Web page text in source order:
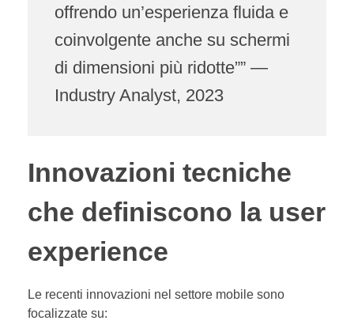
offrendo un’esperienza fluida e
coinvolgente anche su schermi
di dimensioni più ridotte”” —
Industry Analyst, 2023
Innovazioni tecniche
che definiscono la user
experience
Le recenti innovazioni nel settore mobile sono
focalizzate su: